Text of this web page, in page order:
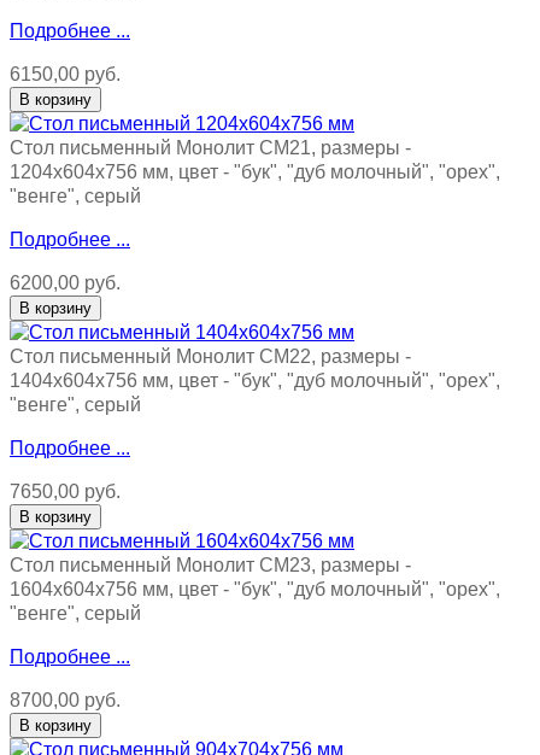
Подробнее ...
6150,00 руб.
Стол письменный Монолит СМ21, размеры -
1204х604х756 мм, цвет - "бук", "дуб молочный", "орех",
"венге", серый
Подробнее ...
6200,00 руб.
Стол письменный Монолит СМ22, размеры -
1404х604х756 мм, цвет - "бук", "дуб молочный", "орех",
"венге", серый
Подробнее ...
7650,00 руб.
Стол письменный Монолит СМ23, размеры -
1604х604х756 мм, цвет - "бук", "дуб молочный", "орех",
"венге", серый
Подробнее ...
8700,00 руб.